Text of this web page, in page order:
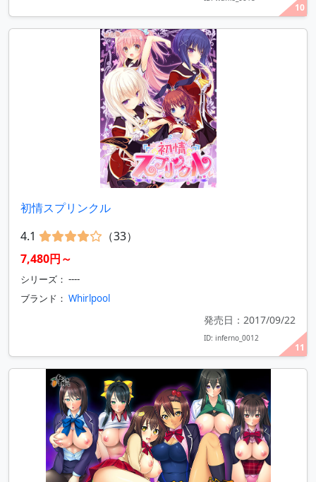
10
11
初情スプリンクル
4.1
（33）
7,480円～
シリーズ： ----
ブランド： Whirlpool
発売日：2017/09/22
ID: inferno_0012